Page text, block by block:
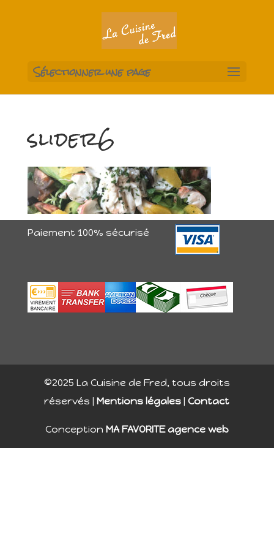
Sélectionner une page
slider6
Paiement 100% sécurisé
©2025 La Cuisine de Fred, tous droits
réservés |Mentions légales |Contact
Conception MA FAVORITE agence web